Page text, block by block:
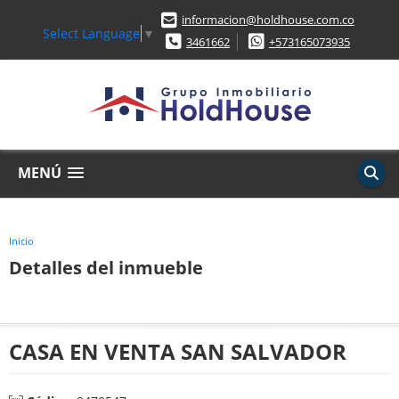
Select Language ▼
informacion@holdhouse.com.co
3461662
+573165073935
MENÚ
Inicio
Detalles del inmueble
CASA EN VENTA SAN SALVADOR